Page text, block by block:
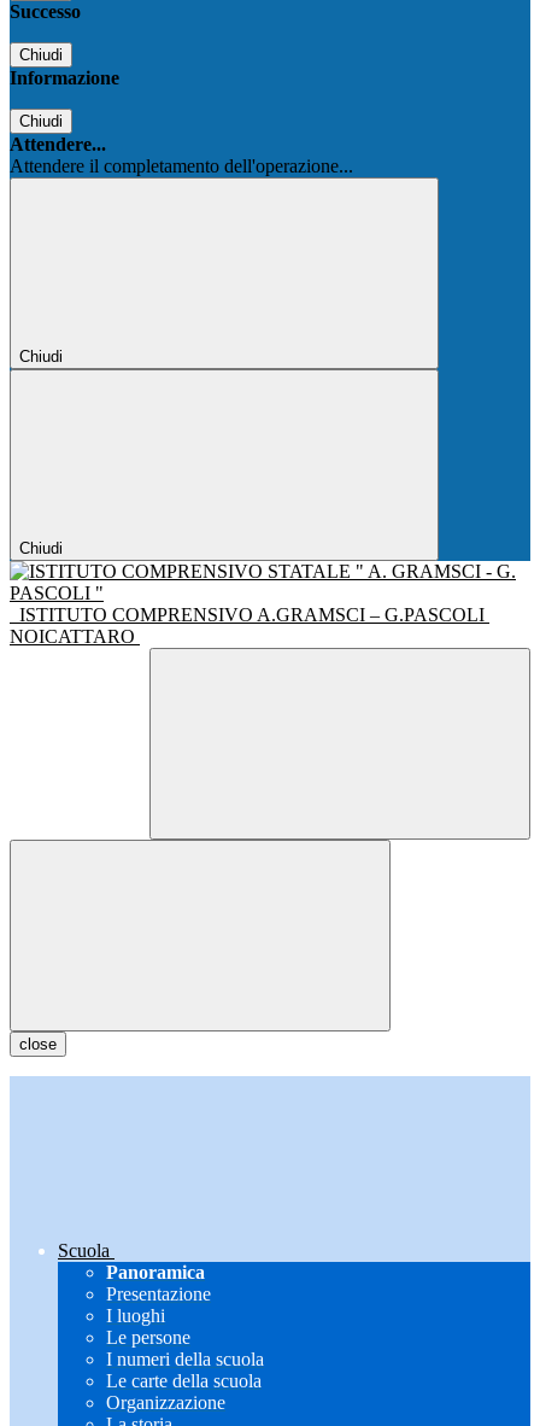
Successo
Chiudi
Informazione
Chiudi
Attendere...
Attendere il completamento dell'operazione...
Chiudi
Chiudi
ISTITUTO COMPRENSIVO A.GRAMSCI – G.PASCOLI
NOICATTARO
close
Scuola
Panoramica
Presentazione
I luoghi
Le persone
I numeri della scuola
Le carte della scuola
Organizzazione